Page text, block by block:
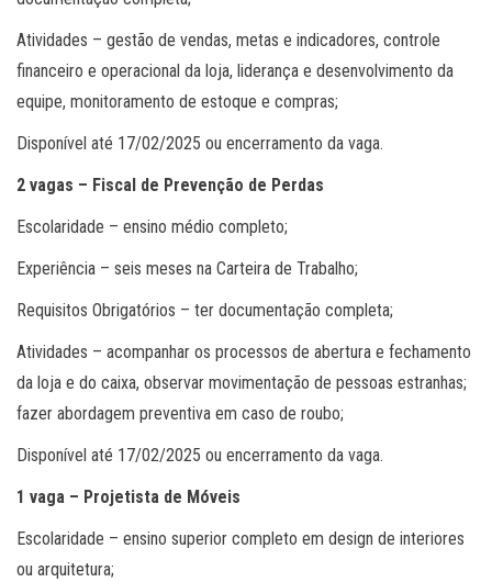
Atividades – gestão de vendas, metas e indicadores, controle
financeiro e operacional da loja, liderança e desenvolvimento da
equipe, monitoramento de estoque e compras;
Disponível até 17/02/2025 ou encerramento da vaga.
2 vagas – Fiscal de Prevenção de Perdas
Escolaridade – ensino médio completo;
Experiência – seis meses na Carteira de Trabalho;
Requisitos Obrigatórios – ter documentação completa;
Atividades – acompanhar os processos de abertura e fechamento
da loja e do caixa, observar movimentação de pessoas estranhas;
fazer abordagem preventiva em caso de roubo;
Disponível até 17/02/2025 ou encerramento da vaga.
1 vaga – Projetista de Móveis
Escolaridade – ensino superior completo em design de interiores
ou arquitetura;